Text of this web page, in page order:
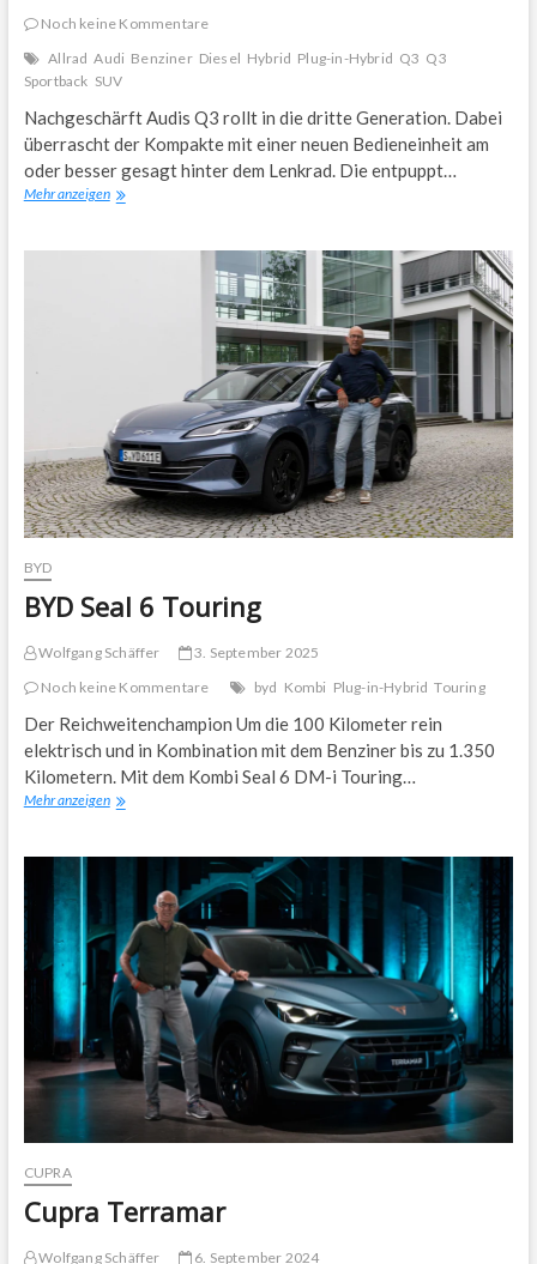
Noch keine Kommentare
Allrad Audi Benziner Diesel Hybrid Plug-in-Hybrid Q3 Q3
Sportback SUV
Nachgeschärft Audis Q3 rollt in die dritte Generation. Dabei
überrascht der Kompakte mit einer neuen Bedieneinheit am
oder besser gesagt hinter dem Lenkrad. Die entpuppt…
Mehr anzeigenAudi
BYD
BYD Seal 6 Touring
Wolfgang Schäffer
3. September 2025
Noch keine Kommentare
byd Kombi Plug-in-Hybrid Touring
Der Reichweitenchampion Um die 100 Kilometer rein
elektrisch und in Kombination mit dem Benziner bis zu 1.350
Kilometern. Mit dem Kombi Seal 6 DM-i Touring…
Mehr anzeigenBYD
Touring
CUPRA
Cupra Terramar
Wolfgang Schäffer 6. September 2024